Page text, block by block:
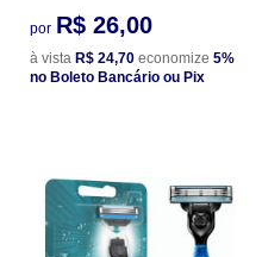
por R$ 26,00
à vista R$ 24,70 economize 5%
no Boleto Bancário ou Pix